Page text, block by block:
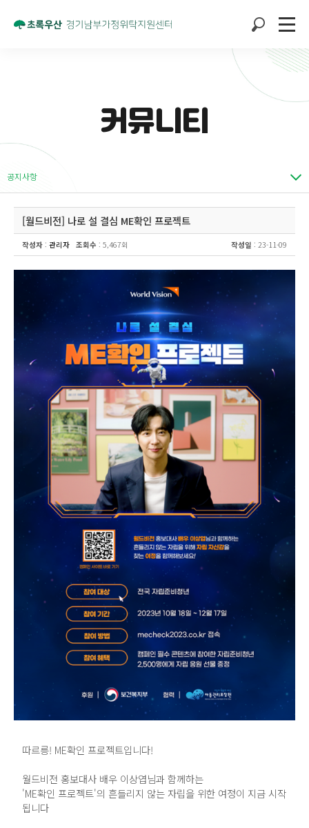
커뮤니티
공지사항
[월드비전] 나로 설 결심 ME확인 프로젝트
작성자 : 관리자 조회수 : 5,467회 작성일 : 23-11-09
따르릉! ME확인 프로젝트입니다!
월드비전 홍보대사 배우 이상엽님과 함께하는
'ME확인 프로젝트'의 흔들리지 않는 자립을 위한 여정이 지금 시작
됩니다